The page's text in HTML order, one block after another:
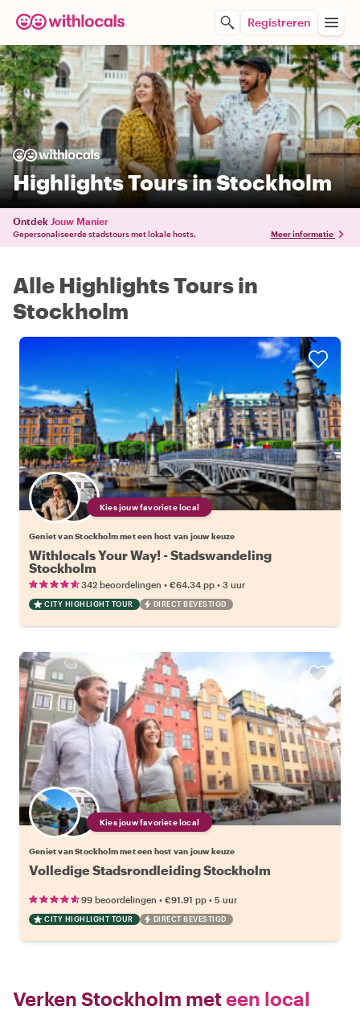
Registreren
Highlights Tours in Stockholm
Ontdek Jouw Manier
Gepersonaliseerde stadstours met lokale hosts. Meer informatie
Alle Highlights Tours in
Stockholm
Kies jouw favoriete local
Geniet van Stockholm met een host van jouw keuze
Withlocals Your Way! - Stadswandeling
Stockholm
342 beoordelingen • €64.34 pp • 3 uur
CITY HIGHLIGHT TOUR DIRECT BEVESTIGD
Kies jouw favoriete local
Geniet van Stockholm met een host van jouw keuze
Volledige Stadsrondleiding Stockholm
99 beoordelingen • €91.91 pp • 5 uur
CITY HIGHLIGHT TOUR DIRECT BEVESTIGD
Verken Stockholm meteen local